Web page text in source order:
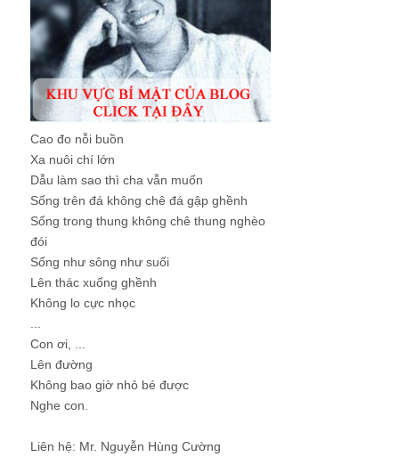
Cao đo nỗi buồn
Xa nuôi chí lớn
Dẫu làm sao thì cha vẫn muốn
Sống trên đá không chê đá gập ghềnh
Sống trong thung không chê thung nghèo
đói
Sống như sông như suối
Lên thác xuống ghềnh
Không lo cực nhọc
Con ơi, ...
Lên đường
Không bao giờ nhỏ bé được
Nghe con.
Liên hệ: Mr. Nguyễn Hùng Cường